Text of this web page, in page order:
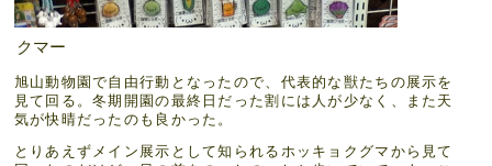
クマー
旭山動物園で自由行動となったので、代表的な獣たちの展示を
見て回る。冬期開園の最終日だった割には人が少なく、また天
気が快晴だったのも良かった。
とりあえずメイン展示として知られるホッキョクグマから見て